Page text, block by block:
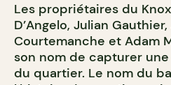
Les propriétaires du
D’Angelo, Julian
Courtemanche et Adam
son nom de capturer
du quartier. Le nom du